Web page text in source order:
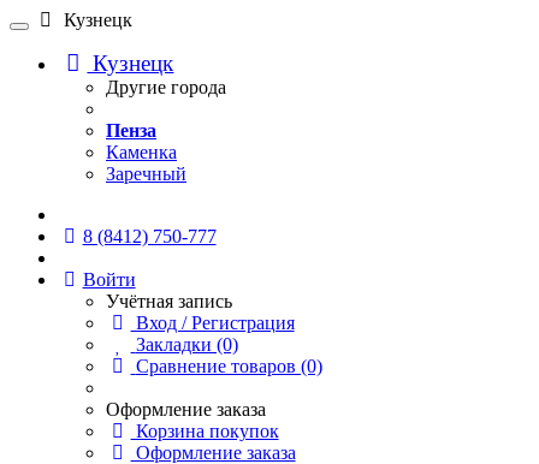
Кузнецк
Кузнецк
Другие города
Пенза
Каменка
Заречный
8 (8412) 750-777
Войти
Учётная запись
Вход / Регистрация
Закладки (0)
Сравнение товаров (0)
Оформление заказа
Корзина покупок
Оформление заказа